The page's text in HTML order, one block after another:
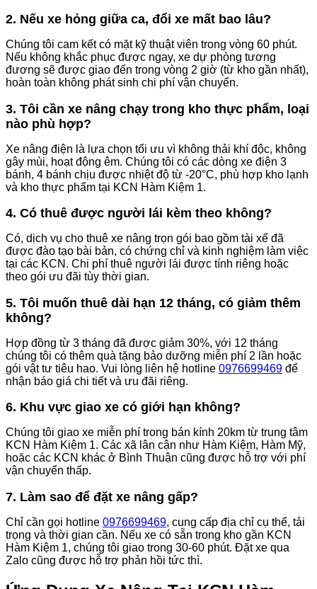
2. Nếu xe hỏng giữa ca, đổi xe mất bao lâu?
Chúng tôi cam kết có mặt kỹ thuật viên trong vòng 60 phút.
Nếu không khắc phục được ngay, xe dự phòng tương
đương sẽ được giao đến trong vòng 2 giờ (từ kho gần nhất),
hoàn toàn không phát sinh chi phí vận chuyển.
3. Tôi cần xe nâng chạy trong kho thực phẩm, loại
nào phù hợp?
Xe nâng điện là lựa chọn tối ưu vì không thải khí độc, không
gây mùi, hoạt động êm. Chúng tôi có các dòng xe điện 3
bánh, 4 bánh chịu được nhiệt độ từ -20°C, phù hợp kho lạnh
và kho thực phẩm tại KCN Hàm Kiệm 1.
4. Có thuê được người lái kèm theo không?
Có, dịch vụ cho thuê xe nâng trọn gói bao gồm tài xế đã
được đào tạo bài bản, có chứng chỉ và kinh nghiệm làm việc
tại các KCN. Chi phí thuê người lái được tính riêng hoặc
theo gói ưu đãi tùy thời gian.
5. Tôi muốn thuê dài hạn 12 tháng, có giảm thêm
không?
Hợp đồng từ 3 tháng đã được giảm 30%, với 12 tháng
chúng tôi có thêm quà tặng bảo dưỡng miễn phí 2 lần hoặc
gói vật tư tiêu hao. Vui lòng liên hệ hotline 0976699469 để
nhận báo giá chi tiết và ưu đãi riêng.
6. Khu vực giao xe có giới hạn không?
Chúng tôi giao xe miễn phí trong bán kính 20km từ trung tâm
KCN Hàm Kiệm 1. Các xã lân cận như Hàm Kiệm, Hàm Mỹ,
hoặc các KCN khác ở Bình Thuận cũng được hỗ trợ với phí
vận chuyển thấp.
7. Làm sao để đặt xe nâng gấp?
Chỉ cần gọi hotline 0976699469, cung cấp địa chỉ cụ thể, tải
trọng và thời gian cần. Nếu xe có sẵn trong kho gần KCN
Hàm Kiệm 1, chúng tôi giao trong 30-60 phút. Đặt xe qua
Zalo cũng được hỗ trợ phản hồi tức thì.